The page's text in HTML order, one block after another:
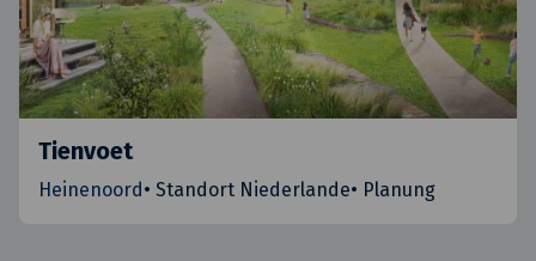
Tienvoet
Heinenoord• Standort Niederlande• Planung